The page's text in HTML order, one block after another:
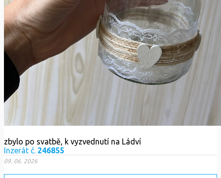
zbylo po svatbě, k vyzvednutí na Ládví
Inzerát č. 246855
09. 06. 2026